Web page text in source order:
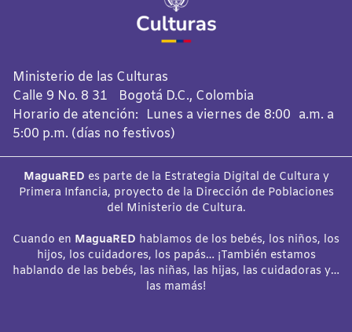
Ministerio de las Culturas
Calle 9 No. 8 31 Bogotá D.C., Colombia
Horario de atención: Lunes a viernes de 8:00 a.m. a
5:00 p.m. (días no festivos)
MaguaRED es parte de la Estrategia Digital de Cultura y
Primera Infancia, proyecto de la Dirección de Poblaciones
del Ministerio de Cultura.
Cuando en MaguaRED hablamos de los bebés, los niños, los
hijos, los cuidadores, los papás… ¡También estamos
hablando de las bebés, las niñas, las hijas, las cuidadoras y…
las mamás!